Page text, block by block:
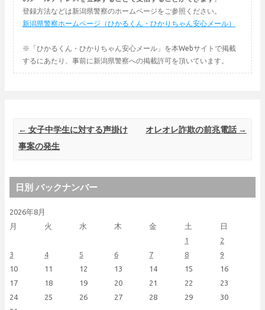
登録方法などは新潟県警察のホームページをご参照ください。
新潟県警察ホームページ（ひかるくん・ひかりちゃん安心メール）
※「ひかるくん・ひかりちゃん安心メール」を本Webサイトで掲載
するにあたり、事前に新潟県警察への掲載許可を頂いています。
Post navigation
← 女子中学生に対する声掛け
事案の発生
オレオレ詐欺の前兆電話 →
日別 バックナンバー
2026年8月
月
火 水 木 金 土 日
1
2
3
4 5 6 7 8
9
10
11 12 13 14 15
16
17
18 19 20 21 22
23
24
25 26 27 28 29
30